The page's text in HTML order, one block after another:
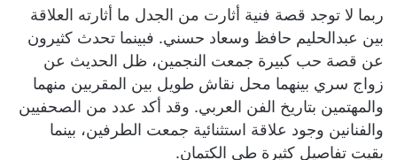
ربما لا توجد قصة فنية أثارت من الجدل ما أثارته العلاقة
بين عبدالحليم حافظ وسعاد حسني. فبينما تحدث كثيرون
عن قصة حب كبيرة جمعت النجمين، ظل الحديث عن
زواج سري بينهما محل نقاش طويل بين المقربين منهما
والمهتمين بتاريخ الفن العربي. وقد أكد عدد من الصحفيين
والفنانين وجود علاقة استثنائية جمعت الطرفين، بينما
بقيت تفاصيل كثيرة طي الكتمان.